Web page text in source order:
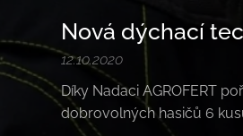
Nová dýchací
12.10.2020
Díky Nadaci AGROFERT
dobrovolných hasičů 6